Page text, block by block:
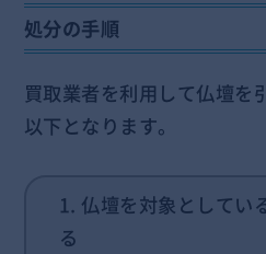
処分の手順
買取業者を利用して仏壇を
以下となります。
1. 仏壇を対象としてい
る